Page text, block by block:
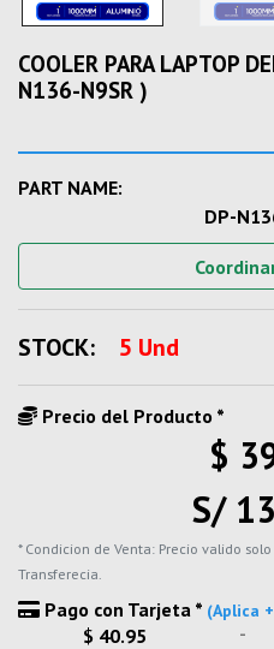
COOLER PARA LAPTOP
N136-N9SR )
PART NAME:
DP-
STOCK: 5 Und
Precio del Producto *
$
S/
* Condicion de Venta: Precio valido
Transferecia.
Pago con Tarjeta * (Aplica
$ 40.95 -